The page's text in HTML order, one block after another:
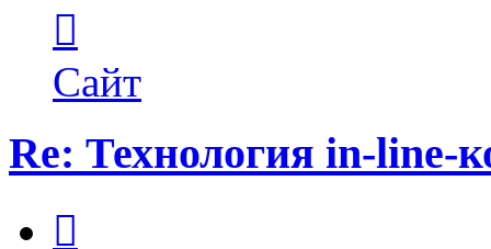
пользователя
Maks42
Сайт
Re: Технология in-line-